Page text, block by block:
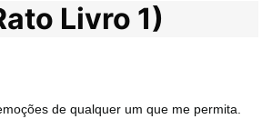
Livro 1)
de qualquer um que me permita.